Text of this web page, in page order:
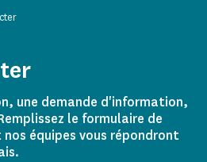
une demande d'information,
le formulaire de
équipes vous répondront